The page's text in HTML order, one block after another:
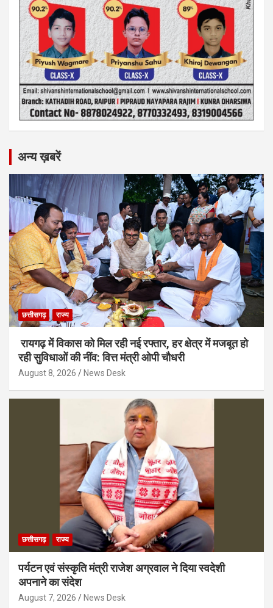
अन्य ख़बरें
छत्तीसगढ़ राज्य
रायगढ़ में विकास को मिल रही नई रफ्तार, हर क्षेत्र में मजबूत हो
रही सुविधाओं की नींव: वित्त मंत्री ओपी चौधरी
August 8, 2026 News Desk
छत्तीसगढ़ राज्य
पर्यटन एवं संस्कृति मंत्री राजेश अग्रवाल ने दिया स्वदेशी
अपनाने का संदेश
August 7, 2026 News Desk